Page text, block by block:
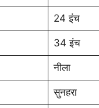
24 इंच
34 इंच
नीला
सुनहरा